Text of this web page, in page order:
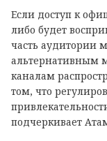
Если доступ к
либо будет
часть аудитории
альтернативным
каналам
том, что
подчеркивает